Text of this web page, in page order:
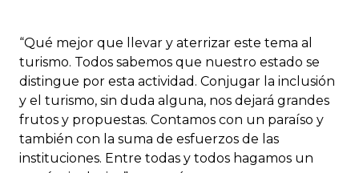
“Qué mejor que llevar y aterrizar este tema al
turismo. Todos sabemos que nuestro estado se
distingue por esta actividad. Conjugar la inclusión
y el turismo, sin duda alguna, nos dejará grandes
frutos y propuestas. Contamos con un paraíso y
también con la suma de esfuerzos de las
instituciones. Entre todas y todos hagamos un